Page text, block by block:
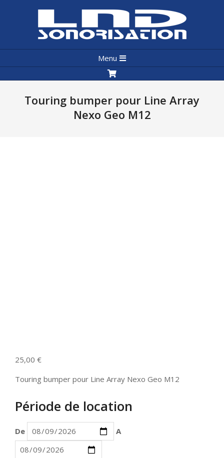
LND
Sonorisation
Navigation
Menu
Menu
Touring bumper pour Line Array
Nexo Geo M12
25,00 €
Touring bumper pour Line Array Nexo Geo M12
Période de location
De A